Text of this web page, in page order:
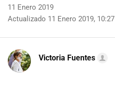
11 Enero 2019
Actualizado 11 Enero 2019, 10:27
Victoria Fuentes